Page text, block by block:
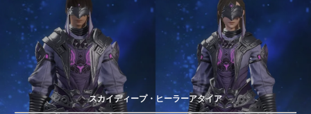
スカイディープ・ヒーラーアタイア